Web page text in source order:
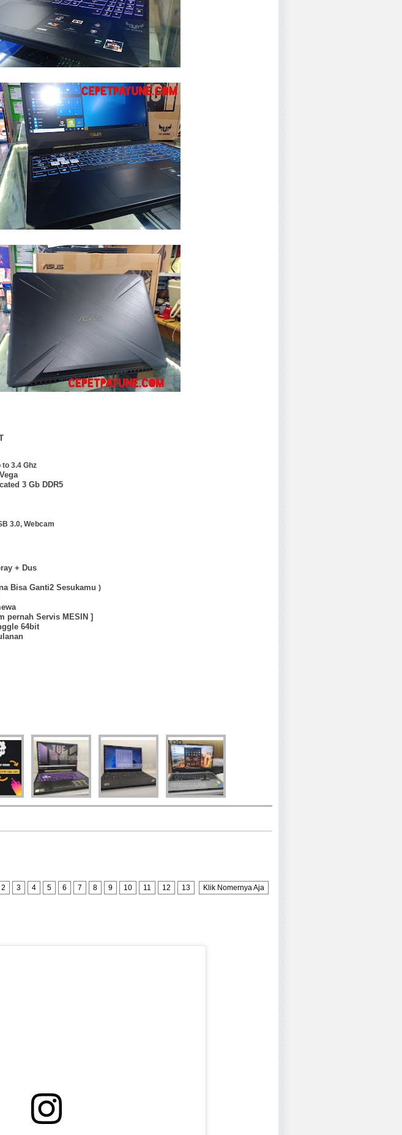
3.4 Ghz
3 Gb DDR5
3.0, Webcam
+ Dus
Bisa Ganti2 Sesukamu )
pernah Servis MESIN ]
64bit
2 3 4 5 6 7 8 9 10 11 12 13 Klik Nomernya Aja